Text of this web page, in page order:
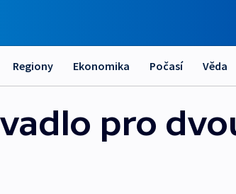
Regiony Ekonomika Počasí Věda
pro